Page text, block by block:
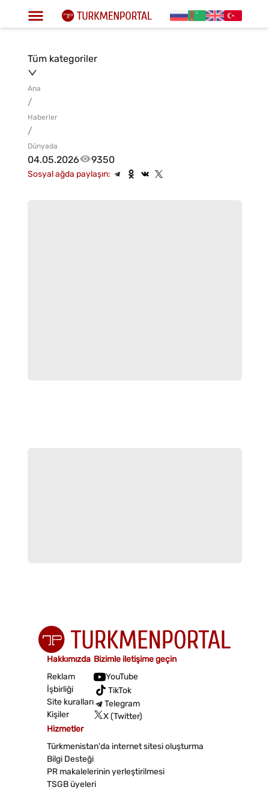
Tüm kategoriler
Ana
/
Haberler
/
Dünyada
04.05.2026 9350
Sosyal ağda paylaşın:
Hakkımızda
Reklam
İşbirliği
Site kuralları
Kişiler
Bizimle iletişime geçin
YouTube
TikTok
Telegram
X (Twitter)
Hizmetler
Türkmenistan'da internet sitesi oluşturma
Bilgi Desteği
PR makalelerinin yerleştirilmesi
TSGB üyeleri